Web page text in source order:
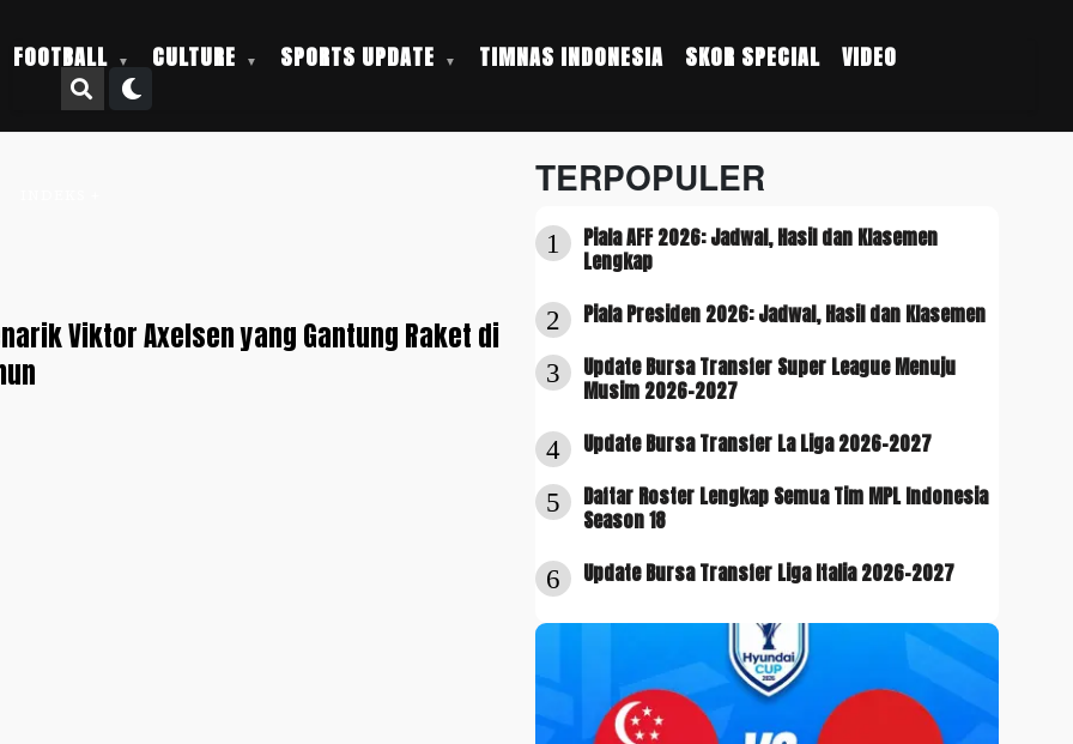
FOOTBALL CULTURE SPORTS UPDATE TIMNAS INDONESIA SKOR SPECIAL VIDEO
Viktor Axelsen yang Gantung Raket di
TERPOPULER
1
Piala AFF 2026: Jadwal, Hasil dan Klasemen
Lengkap
2 Piala Presiden 2026: Jadwal, Hasil dan Klasemen
3
Update Bursa Transfer Super League Menuju
Musim 2026-2027
4 Update Bursa Transfer La Liga 2026-2027
5
Daftar Roster Lengkap Semua Tim MPL Indonesia
Season 18
6 Update Bursa Transfer Liga Italia 2026-2027